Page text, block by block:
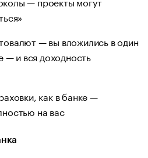
— вы вложились в один
— и вся доходность
как в банке —
на вас